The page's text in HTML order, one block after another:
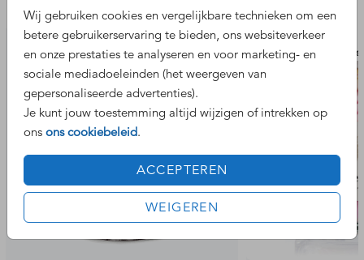
Wij gebruiken cookies en vergelijkbare technieken om een
betere gebruikerservaring te bieden, ons websiteverkeer
en onze prestaties te analyseren en voor marketing- en
sociale mediadoeleinden (het weergeven van
gepersonaliseerde advertenties).
Je kunt jouw toestemming altijd wijzigen of intrekken op
ons ons cookiebeleid.
ACCEPTEREN
WEIGEREN
Hierdoor is de kleur nooit exact gelijk aan dezelfde kleur
gedrukt op papier.
Hulp nodig bij het ontwerpen? Neem gerust contact met
ons op.
EXCLUSIEF WIJNFLES.
LET OP: de staande etiketten zijn niet geschikt voor een
champagnefles vanwege de bolling van de fles!
Nog meer leuke ontwerpen
luxe stickers luxe